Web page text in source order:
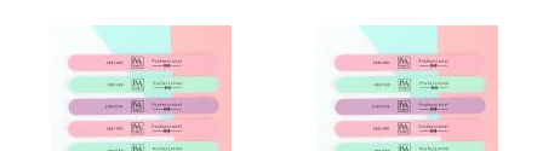
Дизайн ногтей
Лаки для ногтей
Пилки, блоки